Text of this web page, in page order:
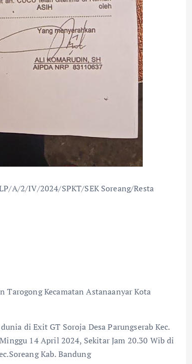
A/2/IV/2024/SPKT/SEK Soreang/Resta
Tarogong Kecamatan Astanaanyar Kota
di Exit GT Soroja Desa Parungserab Kec.
14 April 2024, Sekitar Jam 20.30 Wib di
Kab. Bandung